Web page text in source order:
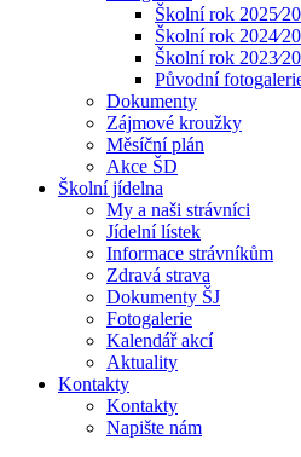
Školní rok
Školní rok
Školní rok
Původní
Dokumenty
Zájmové kroužky
Měsíční plán
Akce ŠD
Školní jídelna
My a naši strávníci
Jídelní lístek
Informace strávníkům
Zdravá strava
Dokumenty ŠJ
Fotogalerie
Kalendář akcí
Aktuality
Kontakty
Kontakty
Napište nám